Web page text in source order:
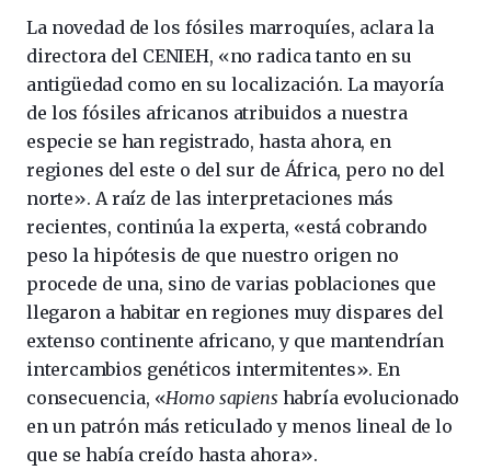
La novedad de los fósiles marroquíes, aclara la
directora del CENIEH, «no radica tanto en su
antigüedad como en su localización. La mayoría
de los fósiles africanos atribuidos a nuestra
especie se han registrado, hasta ahora, en
regiones del este o del sur de África, pero no del
norte». A raíz de las interpretaciones más
recientes, continúa la experta, «está cobrando
peso la hipótesis de que nuestro origen no
procede de una, sino de varias poblaciones que
llegaron a habitar en regiones muy dispares del
extenso continente africano, y que mantendrían
intercambios genéticos intermitentes». En
consecuencia, «Homo sapiens habría evolucionado
en un patrón más reticulado y menos lineal de lo
que se había creído hasta ahora».